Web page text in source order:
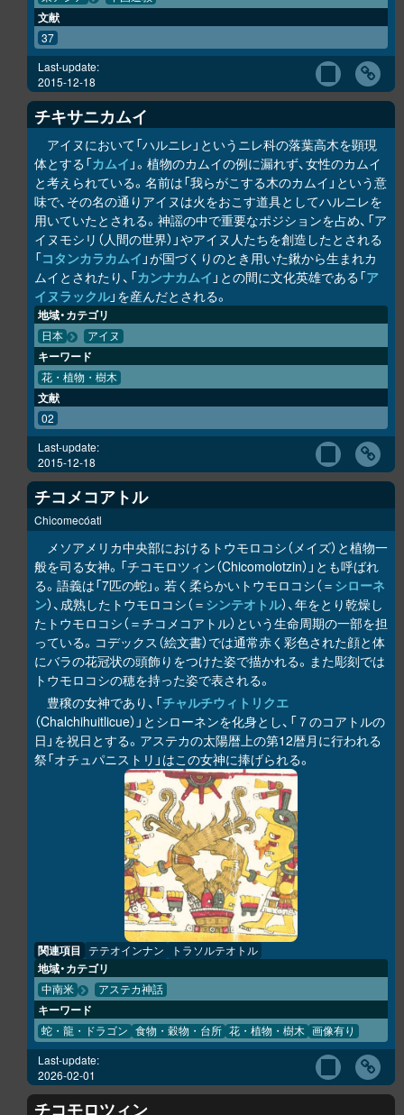
文献
37
Last-update:
2015-12-18
チキサニカムイ
アイヌにおいて「ハルニレ」というニレ科の落葉高木を顕現
体とする「カムイ 」。植物のカムイの例に漏れず、女性のカムイ
と考えられている。名前は「我らがこする木のカムイ」という意
味で、その名の通りアイヌは火をおこす道具としてハルニレを
用いていたとされる。神謡の中で重要なポジションを占め、「ア
イヌモシ リ （人間の世界）」やアイヌ人たちを創造したとされる
「コタンカラ カムイ 」が国づくりのとき用いた鍬から生まれカ
ムイとされたり、「カンナカムイ 」との間に文化英雄である「ア
イヌラックル」を産んだとされる。
地域・カテゴリ
日本 アイヌ
キーワード
花・植物・樹木
文献
02
Last-update:
2015-12-18
チコメコアトル
Chicomecóatl
メソアメリカ中央部におけるトウモロコシ（メイズ）と植物一
般を司る女神。「チコモロツィン（Chicomolotzin）」とも呼ばれ
る。語義は「7匹の蛇」。若く柔らかいトウモロコシ（＝ シローネ
ン）、成熟したトウモロコシ（＝ シンテオトル）、年をとり乾燥し
たトウモロコシ（＝チコメコアトル）という生命周期の一部を担
っている。コデックス（絵文書）では通常赤く彩色された顔と体
にバラの花冠状の頭飾りをつけた姿で描かれる。また彫刻では
トウモロコシの穂を持った姿で表される。
豊穣の女神であり、「チャルチウィトリクエ
（Chalchihuitlicue）」とシローネンを化身とし、「７のコアトルの
日」を祝日とする。アステカの太陽暦上の第12暦月に行われる
祭「オチュパニストリ」はこの女神に捧げられる。
関連項目 テテオインナン トラソルテオトル
地域・カテゴリ
中南米 アステカ神話
キーワード
蛇・龍・ドラゴン 食物・穀物・台所 花・植物・樹木 画像有り
Last-update:
2026-02-01
チコモロツィン